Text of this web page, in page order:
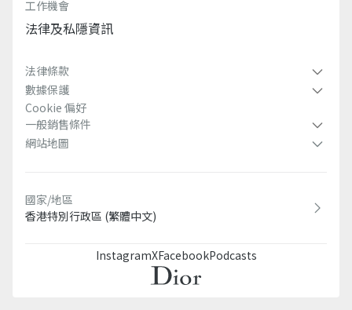
工作機會
法律及私隱資訊​
法律條款
數據保護
Cookie 偏好
一般銷售條件
網站地圖
國家/地區
香港特別行政區 (繁體中文)
InstagramXFacebookPodcasts